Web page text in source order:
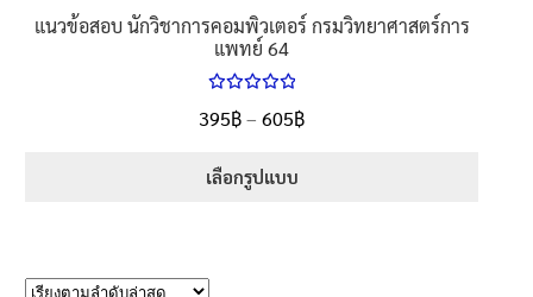
แนวข้อสอบ นักวิชาการคอมพิวเตอร์ กรมวิทยาศาสตร์การ
แพทย์ 64
5.00
ตั้งแต่
395฿– 605฿Price
เลือกรูปแบบ